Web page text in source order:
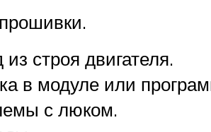
строя двигателя.
в модуле или
с люком.